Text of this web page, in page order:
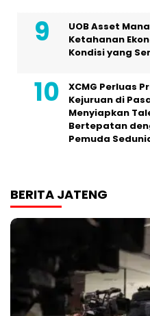
UOB Asset
Ketahanan
Kondisi yang
XCMG Perluas
Kejuruan di
Menyiapkan
Bertepatan
Pemuda
BERITA JATENG